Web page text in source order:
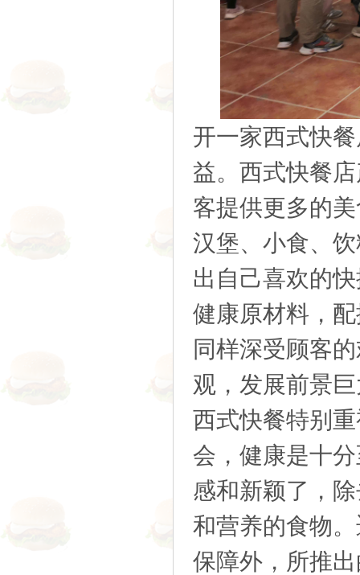
开一家西式快
益。西式快餐
客提供更多的
汉堡、小食、
出自己喜欢的
健康原材料，
同样深受顾客
观，发展前景
西式快餐特别
会，健康是十
感和新颖了，
和营养的食物
保障外，所推